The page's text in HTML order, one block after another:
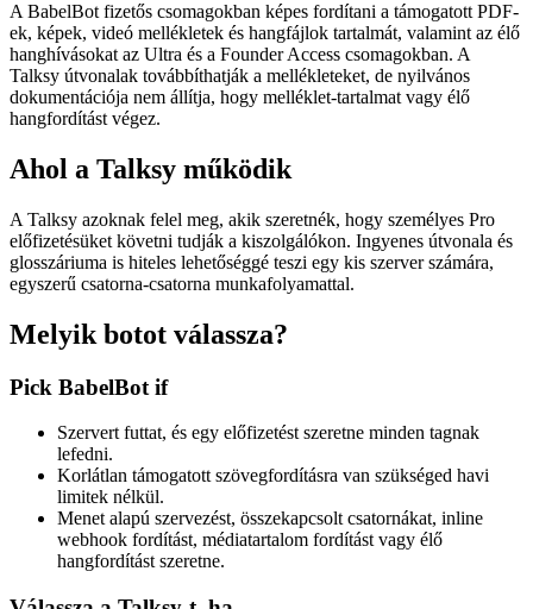
A BabelBot fizetős csomagokban képes fordítani a támogatott PDF-
ek, képek, videó mellékletek és hangfájlok tartalmát, valamint az élő
hanghívásokat az Ultra és a Founder Access csomagokban. A
Talksy útvonalak továbbíthatják a mellékleteket, de nyilvános
dokumentációja nem állítja, hogy melléklet-tartalmat vagy élő
hangfordítást végez.
Ahol a Talksy működik
A Talksy azoknak felel meg, akik szeretnék, hogy személyes Pro
előfizetésüket követni tudják a kiszolgálókon. Ingyenes útvonala és
glosszáriuma is hiteles lehetőséggé teszi egy kis szerver számára,
egyszerű csatorna-csatorna munkafolyamattal.
Melyik botot válassza?
Pick BabelBot if
Szervert futtat, és egy előfizetést szeretne minden tagnak
lefedni.
Korlátlan támogatott szövegfordításra van szükséged havi
limitek nélkül.
Menet alapú szervezést, összekapcsolt csatornákat, inline
webhook fordítást, médiatartalom fordítást vagy élő
hangfordítást szeretne.